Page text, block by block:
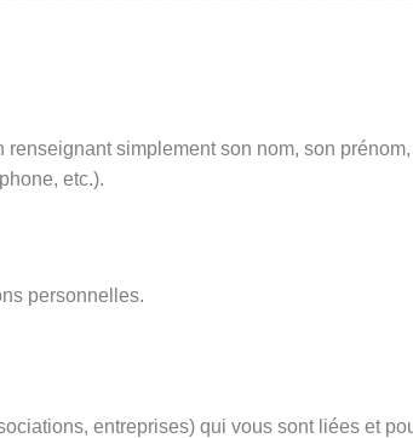
simplement son nom, son
etc.).
personnelles.
entreprises) qui vous sont liées et